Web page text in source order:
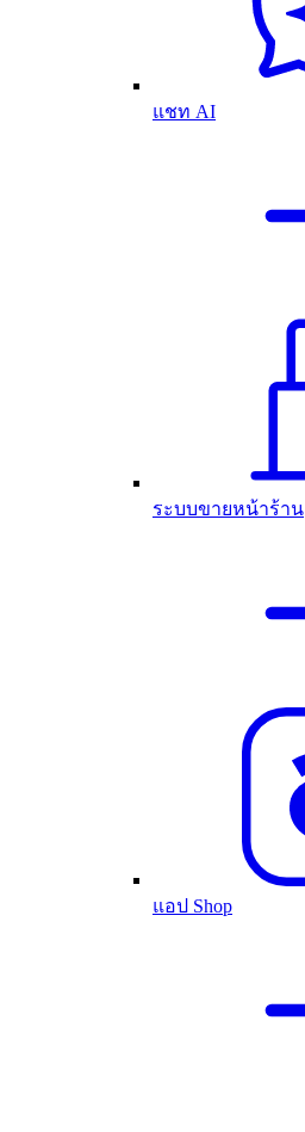
แชท AI
ระบบขายหน้าร้าน
แอป Shop